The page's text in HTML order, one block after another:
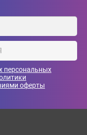
персональных
оферты